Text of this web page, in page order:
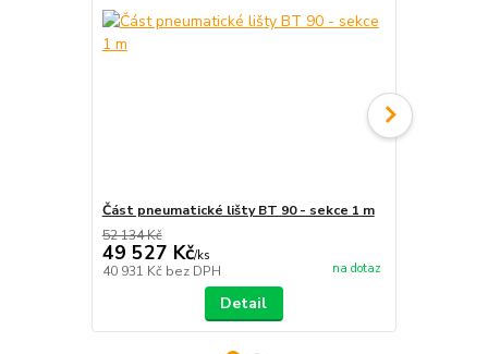
Část pneumatické lišty BT 90 - sekce 1 m
52 134 Kč
49 527 Kč/ks
40 931 Kč bez DPH na dotaz
Detail